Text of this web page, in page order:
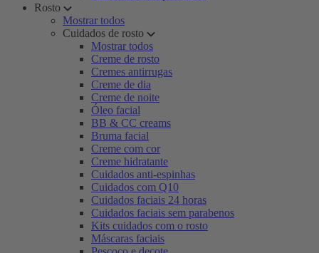
Rosto
Mostrar todos
Cuidados de rosto
Mostrar todos
Creme de rosto
Cremes antirrugas
Creme de dia
Creme de noite
Óleo facial
BB & CC creams
Bruma facial
Creme com cor
Creme hidratante
Cuidados anti-espinhas
Cuidados com Q10
Cuidados faciais 24 horas
Cuidados faciais sem parabenos
Kits cuidados com o rosto
Máscaras faciais